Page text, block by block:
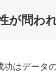
が問わ
はデータ